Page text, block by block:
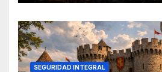
SEGURIDAD INTEGRAL